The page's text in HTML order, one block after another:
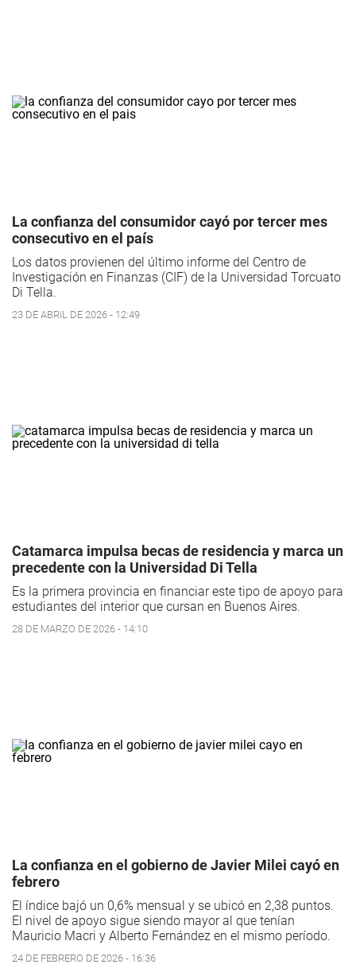
La confianza del consumidor cayó por tercer mes
consecutivo en el país
Los datos provienen del último informe del Centro de
Investigación en Finanzas (CIF) de la Universidad Torcuato
Di Tella.
23 DE ABRIL DE 2026 - 12:49
Catamarca impulsa becas de residencia y marca un
precedente con la Universidad Di Tella
Es la primera provincia en financiar este tipo de apoyo para
estudiantes del interior que cursan en Buenos Aires.
28 DE MARZO DE 2026 - 14:10
La confianza en el gobierno de Javier Milei cayó en
febrero
El índice bajó un 0,6% mensual y se ubicó en 2,38 puntos.
El nivel de apoyo sigue siendo mayor al que tenían
Mauricio Macri y Alberto Fernández en el mismo período.
24 DE FEBRERO DE 2026 - 16:36